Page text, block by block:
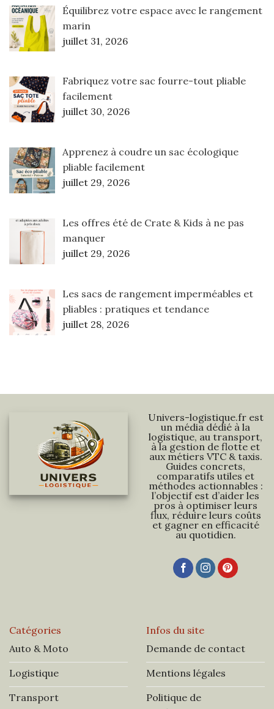
Équilibrez votre espace avec le rangement
marin
juillet 31, 2026
Fabriquez votre sac fourre-tout pliable
facilement
juillet 30, 2026
Apprenez à coudre un sac écologique
pliable facilement
juillet 29, 2026
Les offres été de Crate & Kids à ne pas
manquer
juillet 29, 2026
Les sacs de rangement imperméables et
pliables : pratiques et tendance
juillet 28, 2026
Univers-logistique.fr est
un média dédié à la
logistique, au transport,
à la gestion de flotte et
aux métiers VTC & taxis.
Guides concrets,
comparatifs utiles et
méthodes actionnables :
l’objectif est d’aider les
pros à optimiser leurs
flux, réduire leurs coûts
et gagner en efficacité
au quotidien.
Catégories
Auto & Moto
Logistique
Transport
Infos du site
Demande de contact
Mentions légales
Politique de